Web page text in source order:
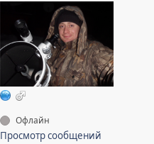
Офлайн
Просмотр сообщений